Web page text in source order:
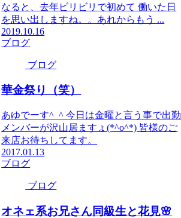
なると、去年ビリビリで初めて 働いた日
を思い出しますね。。あれからもう ...
2019.10.16
ブログ
ブログ
華金祭り（笑）
あゆでーす^_^ 今日は金曜と言う事で出勤
メンバーが沢山居ますょ(*^o^*) 皆様のご
来店お待ちしてます。
2017.01.13
ブログ
ブログ
オネェ系お兄さん同級生と花見🌸